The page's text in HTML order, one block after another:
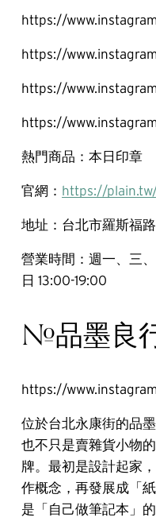
https://
https://
https://
https://
熱門商品：本日印章
官網： https://
地址：台北市羅斯福
營業時間：週一、三
日 13:00-19:00
#品墨良
https://
位於台北永康街的品
也不只是賣雜貨小物
牌。最初是設計起家
作概念，再發展成「
是「自己做筆記本」的